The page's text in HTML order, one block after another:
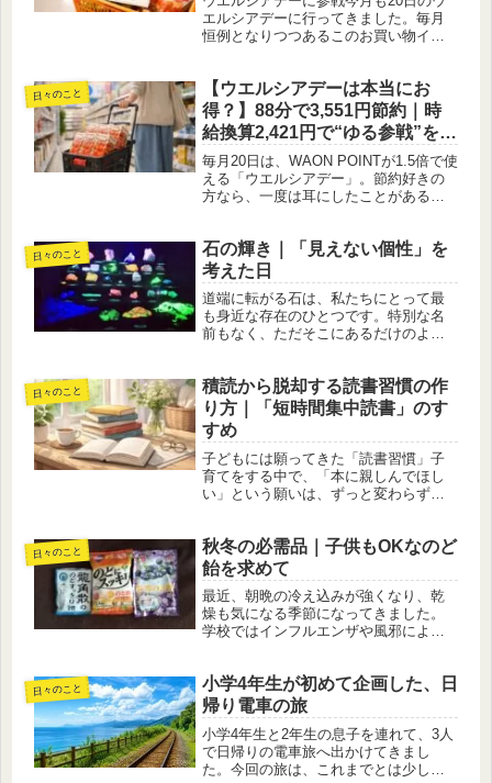
エルシアデーに行ってきました。毎月
恒例となりつつあるこのお買い物イベ
休みの日だったため、車で送迎しても
らえるというありがたい状況。普段は...
日々のこと
【ウエルシアデーは本当にお
得？】88分で3,551円節約｜時
給換算2,421円で“ゆる参戦”を選
んだ理由
毎月20日は、WAON POINTが1.5倍で使
える「ウエルシアデー」。節約好きの
方なら、一度は耳にしたことがあるの
した。今回あらためて、「この行動は
本当に得なのか？」時間...
日々のこと
石の輝き｜「見えない個性」を
考えた日
道端に転がる石は、私たちにとって最
も身近な存在のひとつです。特別な名
前もなく、ただそこにあるだけのよう
あり、異なる特徴を持っています。先
日訪れた展示で、そのことを改めて実
感...
日々のこと
積読から脱却する読書習慣の作
り方｜「短時間集中読書」のす
すめ
子どもには願ってきた「読書習慣」子
育てをする中で、「本に親しんでほし
い」という願いは、ずっと変わらず持
うな漫画や図鑑を揃えるなど、できる
だけ自然に本を手に取れる環境づくり
を...
日々のこと
秋冬の必需品｜子供もOKなのど
飴を求めて
最近、朝晩の冷え込みが強くなり、乾
燥も気になる季節になってきました。
学校ではインフルエンザや風邪による
の子供たちも「のどが痛い」とよく訴
えるようになりました。子供がトロー
チ...
日々のこと
小学4年生が初めて企画した、日
帰り電車の旅
小学4年生と2年生の息子を連れて、3人
で日帰りの電車旅へ出かけてきまし
た。今回の旅は、これまでとは少し違